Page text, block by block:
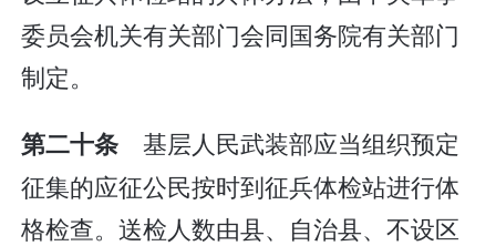
委员会机关有关部门会同国务院有关部门
制定。
第二十条 基层人民武装部应当组织预定
征集的应征公民按时到征兵体检站进行体
格检查。送检人数由县、自治县、不设区